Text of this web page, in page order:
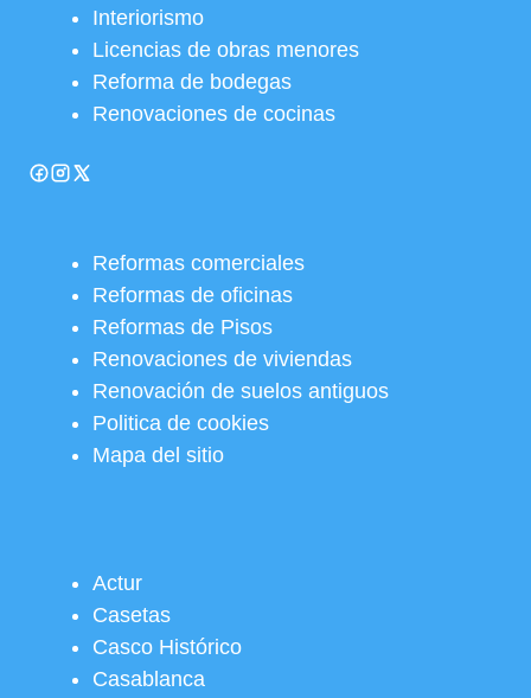
Interiorismo
Licencias de obras menores
Reforma de bodegas
Renovaciones de cocinas
Reformas comerciales
Reformas de oficinas
Reformas de Pisos
Renovaciones de viviendas
Renovación de suelos antiguos
Politica de cookies
Mapa del sitio
Actur
Casetas
Casco Histórico
Casablanca